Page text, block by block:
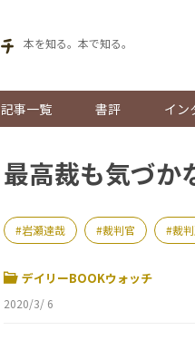
本を知る。本で知る。
記事一覧 書評 イン
最高裁も気づか
岩瀬達哉 裁判官 裁
デイリーBOOKウォッチ
2020/3/ 6